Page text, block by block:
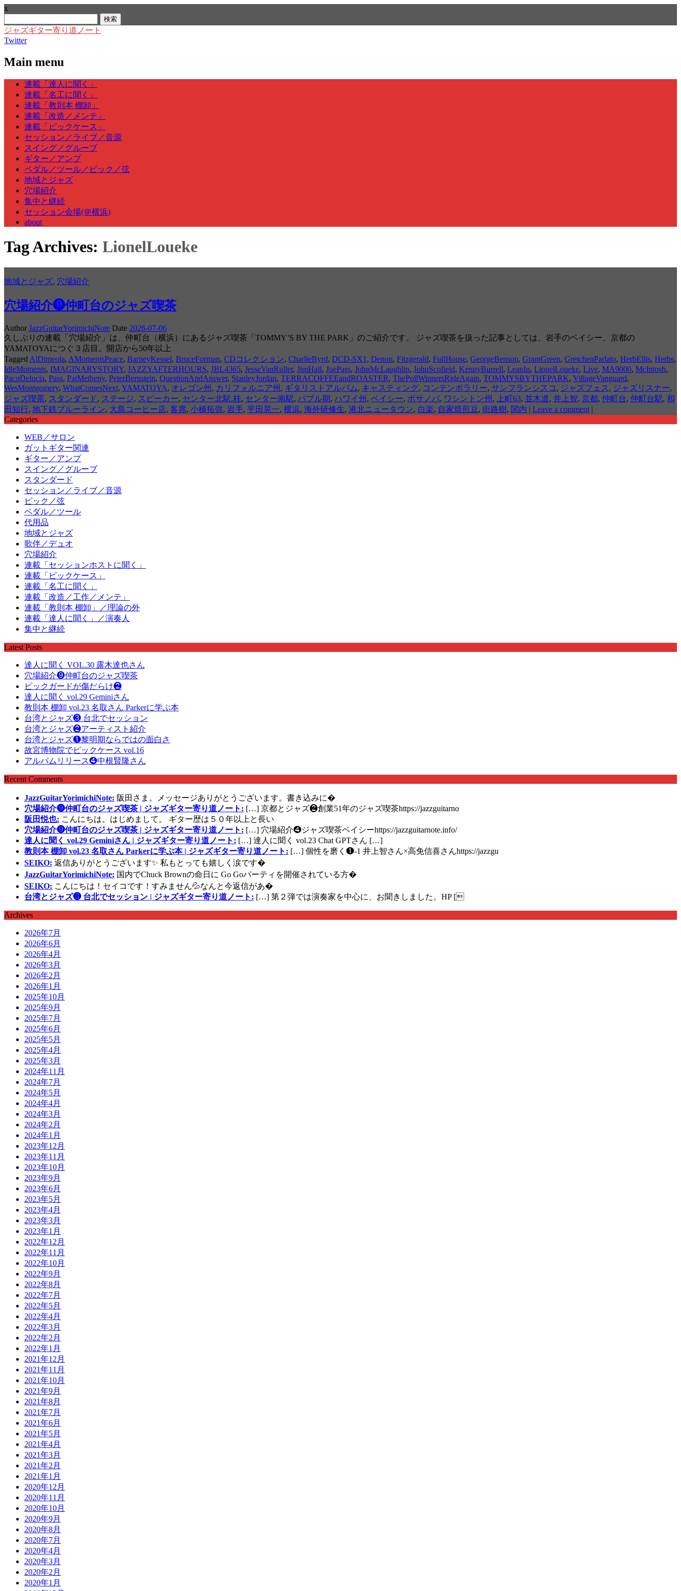
x
索:
ジャズギター寄り道ノート
Twitter
Main menu
Skip
content
連載「達人に聞く」
連載「名工に聞く」
連載「教則本 棚卸」
連載「改造／メンテ」
連載「ピックケース」
セッション／ライブ／音源
スイング／グルーブ
ギター／アンプ
ペダル／ツール／ピック／弦
地域とジャズ
穴場紹介
集中と継続
セッション会場(＠横浜)
about
Tag Archives: LionelLoueke
地域とジャズ, 穴場紹介
穴場紹介❾仲町台のジャズ喫茶
Author JazzGuitarYorimichiNote Date 2026-07-06
久しぶりの連載「穴場紹介」は、仲町台（横浜）にあるジャズ喫茶「TOMMY’S BY THE PARK」のご紹介です。 ジャズ喫茶を扱った記事としては、岩手のベイシー、京都の
YAMATOYAにつぐ３店目。開店から50年以上
Tagged AlDimeola, AMomentsPeace, BarneyKessel, BruceForman, CDコレクション, CharlieByrd, DCD-SX1 , Denon, Fitzgerald, FullHouse, GeorgeBenson, GrantGreen, GretchenParlato, HerbEllis, Herbs,
IdleMoments, IMAGINARYSTORY, JAZZYAFTERHOURS, JBL4365, JesseVanRuller, JimHall, JoePass, JohnMcLaughlin, JohnScofield, KennyBurrell, LeanIn, LionelLoueke, Live, MA9000, McIntosh,
PacoDelucia, Pass, PatMetheny, PeterBernstein, QuestionAndAnswer, StanleyJordan, TERRACOFFEEandROASTER, ThePollWinnersRideAgain, TOMMYSBYTHEPARK, VillageVanguard,
WesMontgomery, WhatComesNext, YAMATOYA, オレゴン州 , カリフォルニア州 , ギタリストアルバム, キャスティング, コンテンポラリー, サンフランシスコ , ジャズフェス , ジャズリスナー,
ジャズ喫茶, スタンダード, ステージ, スピーカー, センター北駅.桂, センター南駅, バブル期, ハワイ州 , ベイシー, ボサノバ, ワシントン州 , 上町63, 並木道, 井上智, 京都, 仲町台, 仲町台駅, 和
田知行, 地下鉄ブルーライン, 大島コーヒー店, 客席, 小橋拓弥, 岩手, 平田晃一, 横浜, 海外研修生, 港北ニュータウン, 白楽, 自家焙煎豆, 街路樹, 関内 | Leave a comment |
Categories
WEB／サロン
ガットギター関連
ギター／アンプ
スイング／グルーブ
スタンダード
セッション／ライブ／音源
ピック／弦
ペダル／ツール
代用品
地域とジャズ
歌伴／デュオ
穴場紹介
連載「セッションホストに聞く」
連載「ピックケース」
連載「名工に聞く」
連載「改造／工作／メンテ」
連載「教則本 棚卸」／理論の外
連載「達人に聞く」／演奏人
集中と継続
Latest Posts
達人に聞く VOL.30 露木達也さん
穴場紹介❾仲町台のジャズ喫茶
ピックガードが傷だらけ❷
達人に聞く vol.29 Geminiさん
教則本 棚卸 vol.23 名取さん Parkerに学ぶ本
台湾とジャズ❸ 台北でセッション
台湾とジャズ❷アーティスト紹介
台湾とジャズ❶黎明期ならではの面白さ
故宮博物院でピックケース vol.16
アルバムリリース❹中根賢隆さん
Recent Comments
JazzGuitarYorimichiNote: 阪田さま。メッセージありがとうございます。書き込みに�
穴場紹介❾仲町台のジャズ喫茶 | ジャズギター寄り道ノート: […] 京都とジャズ❷創業51年のジャズ喫茶https://jazzguitarno
阪田悦也: こんにちは。はじめまして。 ギター歴は５０年以上と長い
穴場紹介❾仲町台のジャズ喫茶 | ジャズギター寄り道ノート: […] 穴場紹介❹ジャズ喫茶ベイシーhttps://jazzguitarnote.info/
達人に聞く vol.29 Geminiさん | ジャズギター寄り道ノート: […] 達人に聞く vol.23 Chat GPTさん […]
教則本 棚卸 vol.23 名取さん Parkerに学ぶ本 | ジャズギター寄り道ノート: […] 個性を磨く❶-1 井上智さん×高免信喜さんhttps://jazzgu
SEIKO: 返信ありがとうございます✨ 私もとっても嬉しく涙です�
JazzGuitarYorimichiNote: 国内でChuck Brownの命日に Go Goパーティを開催されている方�
SEIKO: こんにちは！セイコです！すみません💦なんと今返信があ�
台湾とジャズ❸ 台北でセッション | ジャズギター寄り道ノート: […] 第２弾では演奏家を中心に、お聞きしました。HP [
Archives
2026年7月
2026年6月
2026年4月
2026年3月
2026年2月
2026年1月
2025年10月
2025年9月
2025年7月
2025年6月
2025年5月
2025年4月
2025年3月
2024年11月
2024年7月
2024年5月
2024年4月
2024年3月
2024年2月
2024年1月
2023年12月
2023年11月
2023年10月
2023年9月
2023年6月
2023年5月
2023年4月
2023年3月
2023年1月
2022年12月
2022年11月
2022年10月
2022年9月
2022年8月
2022年7月
2022年5月
2022年4月
2022年3月
2022年2月
2022年1月
2021年12月
2021年11月
2021年10月
2021年9月
2021年8月
2021年7月
2021年6月
2021年5月
2021年4月
2021年3月
2021年2月
2021年1月
2020年12月
2020年11月
2020年10月
2020年9月
2020年8月
2020年7月
2020年4月
2020年3月
2020年2月
2020年1月